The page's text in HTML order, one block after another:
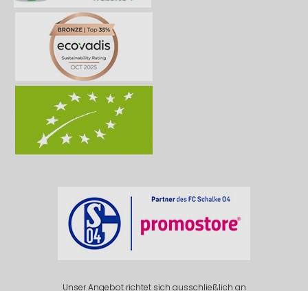
Unser Angebot richtet sich ausschließlich an